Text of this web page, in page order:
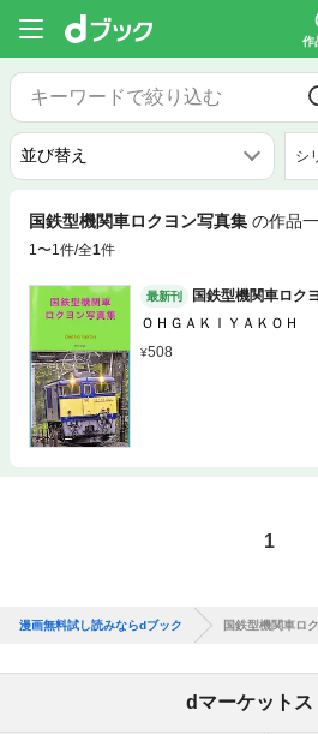
作
シ
国鉄型機関車ロクヨン写真集 の作品
1〜1件/全1件
最新刊
国鉄型機関車ロク
ＯＨＧＡＫＩＹＡＫＯＨ
508
1
漫画無料試し読みならdブック 国鉄型機関車ロ
dマーケットス